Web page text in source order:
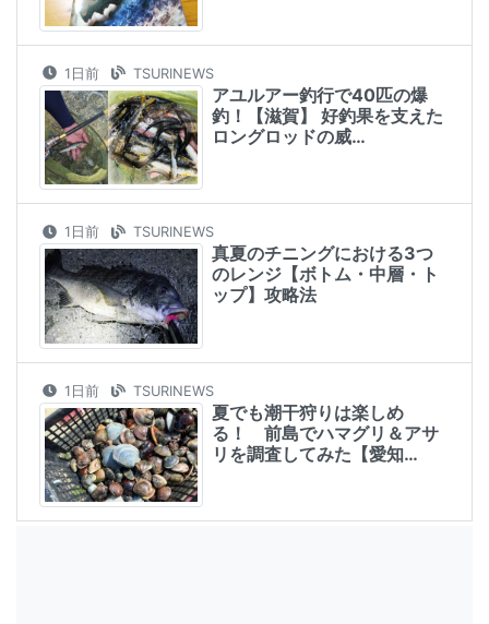
1日前 TSURINEWS
アユルアー釣行で40匹の爆
釣！【滋賀】 好釣果を支えた
ロングロッドの威…
1日前 TSURINEWS
真夏のチニングにおける3つ
のレンジ【ボトム・中層・ト
ップ】攻略法
1日前 TSURINEWS
夏でも潮干狩りは楽しめ
る！ 前島でハマグリ＆アサ
リを調査してみた【愛知…